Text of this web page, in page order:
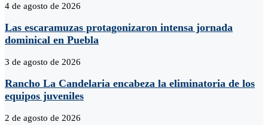
4 de agosto de 2026
Las escaramuzas protagonizaron intensa jornada
dominical en Puebla
3 de agosto de 2026
Rancho La Candelaria encabeza la eliminatoria de los
equipos juveniles
2 de agosto de 2026